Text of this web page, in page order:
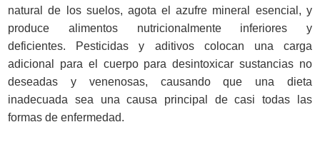
natural de los suelos, agota el azufre mineral esencial, y
produce alimentos nutricionalmente inferiores y
deficientes. Pesticidas y aditivos colocan una carga
adicional para el cuerpo para desintoxicar sustancias no
deseadas y venenosas, causando que una dieta
inadecuada sea una causa principal de casi todas las
formas de enfermedad.